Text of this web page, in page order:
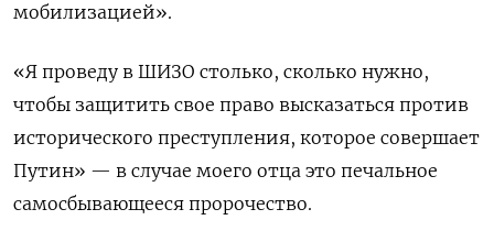
мобилизацией».
«Я проведу в ШИЗО столько, сколько нужно,
чтобы защитить свое право высказаться против
исторического преступления, которое совершает
Путин» — в случае моего отца это печальное
самосбывающееся пророчество.